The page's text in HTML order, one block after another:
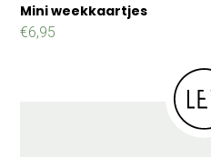
Mini weekkaartjes
€6,95